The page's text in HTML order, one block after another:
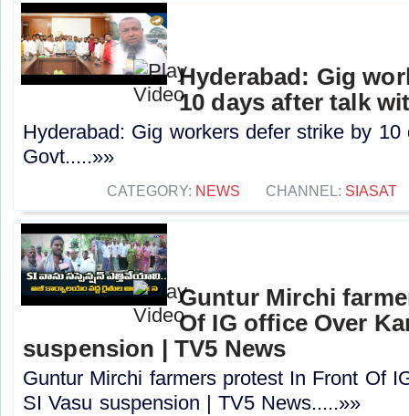
Hyderabad: Gig
10 days after talk
Hyderabad: Gig workers defer strike by
Govt.....»»
CATEGORY: NEWS CHANNEL: SIASAT
Guntur Mirchi
Of IG office Over
suspension | TV5 News
Guntur Mirchi farmers protest In Front Of
SI Vasu suspension | TV5 News.....»»